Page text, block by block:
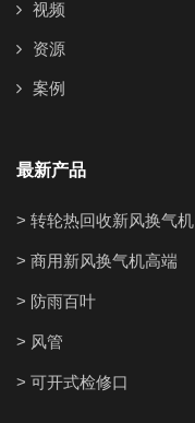
视频
资源
案例
最新产品
> 转轮热回收新风换气机
> 商用新风换气机高端
> 防雨百叶
> 风管
> 可开式检修口